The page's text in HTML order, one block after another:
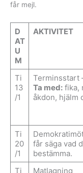
får mejl.
D
AT
U
M
AKTIVITET
Ti
13
/1
Terminsstart
Ta med:fika,
åkdon, hjälm
Ti
20
/1
får säga vad
bestämma.
Ti
Matlagning